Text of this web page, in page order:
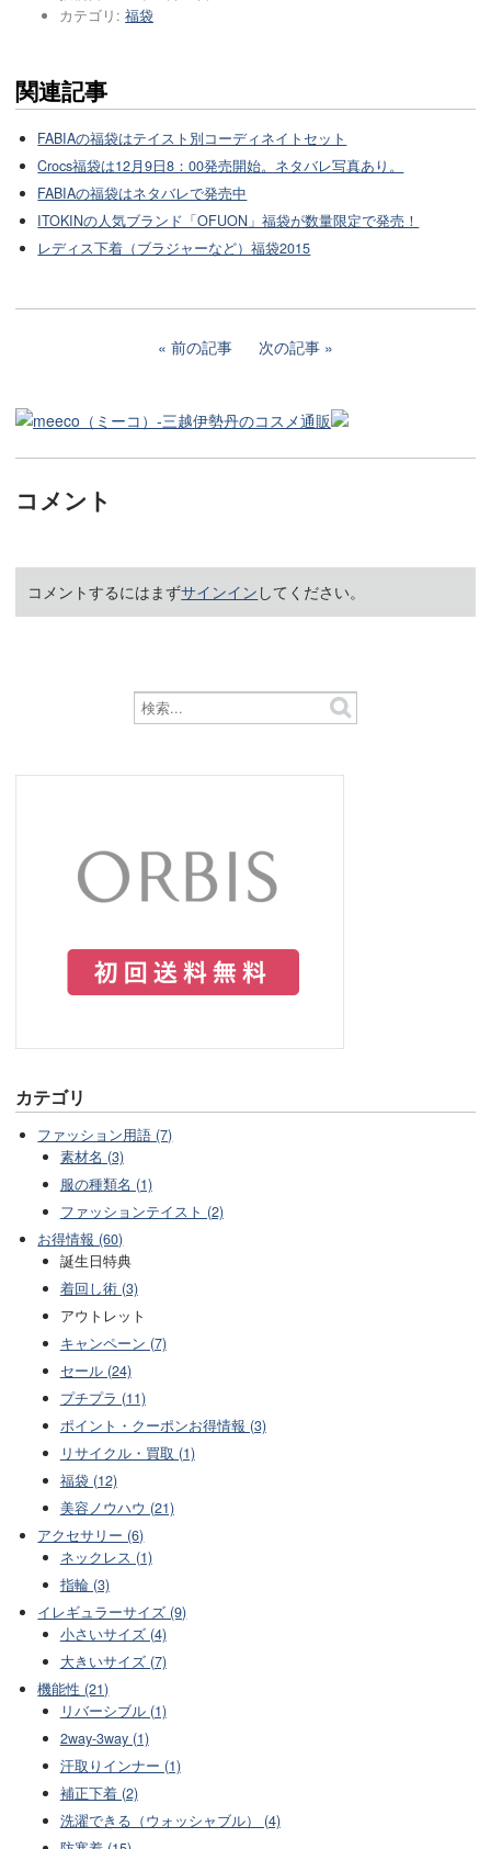
カテゴリ: 福袋
関連記事
FABIAの福袋はテイスト別コーディネイトセット
Crocs福袋は12月9日8：00発売開始。ネタバレ写真あり。
FABIAの福袋はネタバレで発売中
ITOKINの人気ブランド「OFUON」福袋が数量限定で発売！
レディス下着（ブラジャーなど）福袋2015
前の記事 次の記事
コメント
コメントするにはまずサインイン してください。
カテゴリ
ファッション用語 (7)
素材名 (3)
服の種類名 (1)
ファッションテイスト (2)
お得情報 (60)
誕生日特典
着回し術 (3)
アウトレット
キャンペーン (7)
セール (24)
プチプラ (11)
ポイント・クーポンお得情報 (3)
リサイクル・買取 (1)
福袋 (12)
美容ノウハウ (21)
アクセサリー (6)
ネックレス (1)
指輪 (3)
イレギュラーサイズ (9)
小さいサイズ (4)
大きいサイズ (7)
機能性 (21)
リバーシブル (1)
2way-3way (1)
汗取りインナー (1)
補正下着 (2)
洗濯できる（ウォッシャブル） (4)